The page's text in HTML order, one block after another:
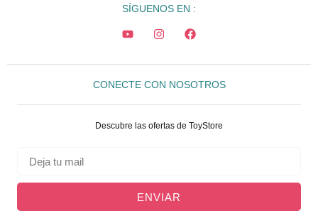
SÍGUENOS EN :
CONECTE CON NOSOTROS
Descubre las ofertas de ToyStore
ENVIAR